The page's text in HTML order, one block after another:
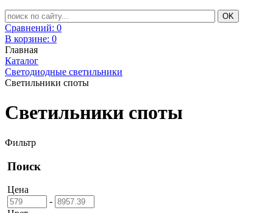
Сравнений: 0
В корзине: 0
Главная
Каталог
Светодиодные светильники
Светильники споты
Светильники споты
Фильтр
Поиск
Цена
-